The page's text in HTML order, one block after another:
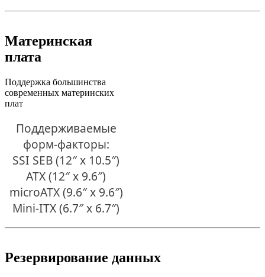
Материнская
плата
Поддержка большинства
современных материнских
плат
Поддерживаемые
форм-факторы:
SSI SEB (12″ x 10.5″)
ATX (12″ x 9.6″)
microATX (9.6″ x 9.6″)
Mini-ITX (6.7″ x 6.7″)
Резервирование данных